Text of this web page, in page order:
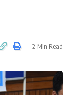
2 Min Read